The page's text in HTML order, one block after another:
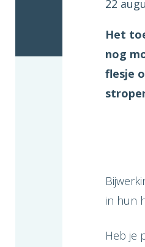
22
Het
nog
flesje
in hun
Heb je